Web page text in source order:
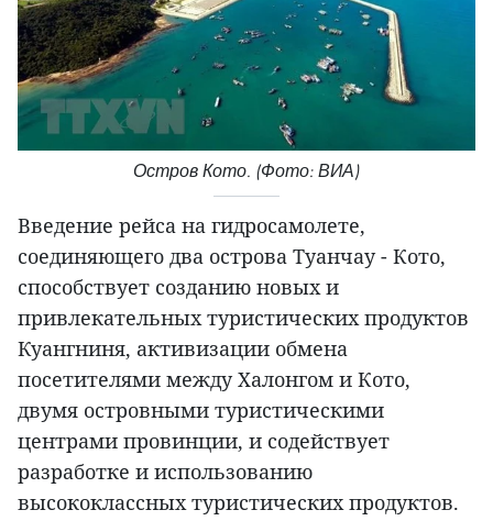
Остров Кото. (Фото: ВИА)
Введение рейса на гидросамолете,
соединяющего два острова Туанчау - Кото,
способствует созданию новых и
привлекательных туристических продуктов
Куангниня, активизации обмена
посетителями между Халонгом и Кото,
двумя островными туристическими
центрами провинции, и содействует
разработке и использованию
высококлассных туристических продуктов.